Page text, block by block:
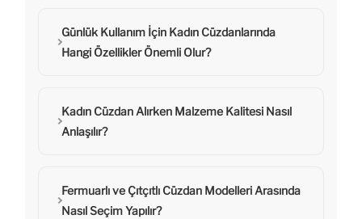
Günlük Kullanım İçin Kadın Cüzdanlarında
Hangi Özellikler Önemli Olur?
Kadın Cüzdan Alırken Malzeme Kalitesi Nasıl
Anlaşılır?
Fermuarlı ve Çıtçıtlı Cüzdan Modelleri Arasında
Nasıl Seçim Yapılır?